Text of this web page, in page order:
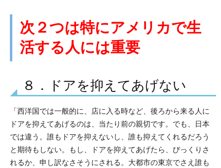
次２つは特にアメリカで生
活する人には重要
８．ドアを抑えてあげない
「西洋国では一般的に、店に入る時など、後ろから来る人に
ドアを抑えてあげるのは、当たり前の親切です。でも、日本
では違う。誰もドアを抑えないし、誰も抑えてくれるだろう
と期待もしない。もし、ドアを抑えてあげたら、びっくりさ
れるか、申し訳なさそうにされる。大都市の東京でさえ誰も